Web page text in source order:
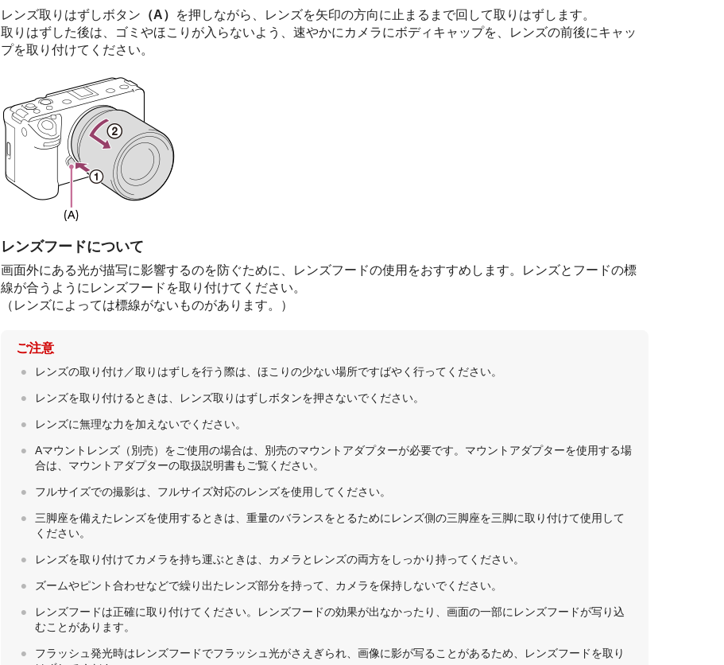
レンズ取りはずしボタン （A）
を押しながら、レンズを矢印の方向に止まるまで回して取りはずします。
取りはずした後は、ゴミやほこりが入らないよう、速やかにカメラにボディキャップを、レンズの前後にキャッ
プを取り付けてください。
レンズフードについて
画面外にある光が描写に影響するのを防ぐために、レンズフードの使用をおすすめします。レンズとフードの標
線が合うようにレンズフードを取り付けてください。
（レンズによっては標線がないものがあります。）
ご注意
レンズの取り付け／取りはずしを行う際は、ほこりの少ない場所ですばやく行ってください。
レンズを取り付けるときは、レンズ取りはずしボタンを押さないでください。
レンズに無理な力を加えないでください。
Aマウントレンズ（別売）をご使用の場合は、別売のマウントアダプターが必要です。マウントアダプターを使用する場
合は、マウントアダプターの取扱説明書もご覧ください。
フルサイズでの撮影は、フルサイズ対応のレンズを使用してください。
三脚座を備えたレンズを使用するときは、重量のバランスをとるためにレンズ側の三脚座を三脚に取り付けて使用して
ください。
レンズを取り付けてカメラを持ち運ぶときは、カメラとレンズの両方をしっかり持ってください。
ズームやピント合わせなどで繰り出たレンズ部分を持って、カメラを保持しないでください。
レンズフードは正確に取り付けてください。レンズフードの効果が出なかったり、画面の一部にレンズフードが写り込
むことがあります。
フラッシュ発光時はレンズフードでフラッシュ光がさえぎられ、画像に影が写ることがあるため、レンズフードを取り